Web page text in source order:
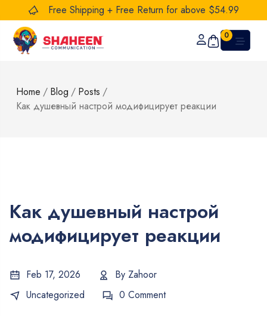
Free Shipping + Free Return for above $54.99
0
Home / Blog / Posts /
Как душевный настрой модифицирует реакции
Как душевный настрой
модифицирует реакции
Feb 17, 2026 By Zahoor
Uncategorized
0 Comment